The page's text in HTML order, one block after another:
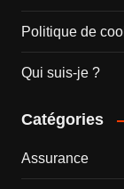
Politique de
Qui suis-je ?
Catégories
Assurance